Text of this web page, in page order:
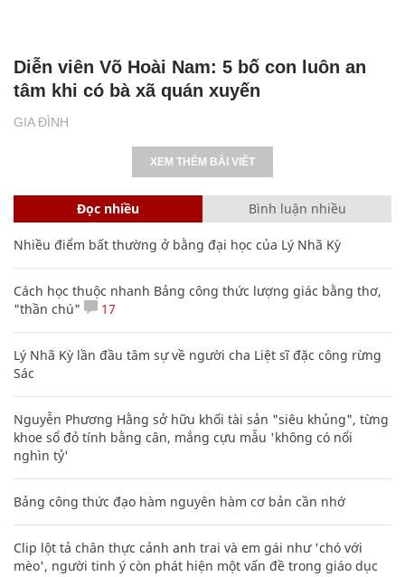
GIA ĐÌNH
Diễn viên Võ Hoài Nam: 5 bố con luôn an
tâm khi có bà xã quán xuyến
XEM THÊM BÀI VIẾT
Đọc nhiều Bình luận nhiều
Nhiều điểm bất thường ở bằng đại học của Lý Nhã Kỳ
Cách học thuộc nhanh Bảng công thức lượng giác bằng thơ,
"thần chú"
17
Lý Nhã Kỳ lần đầu tâm sự về người cha Liệt sĩ đặc công rừng
Sác
Nguyễn Phương Hằng sở hữu khối tài sản "siêu khủng", từng
khoe sổ đỏ tính bằng cân, mắng cựu mẫu 'không có nổi
nghìn tỷ'
Bảng công thức đạo hàm nguyên hàm cơ bản cần nhớ
Clip lột tả chân thực cảnh anh trai và em gái như 'chó với
mèo', người tinh ý còn phát hiện một vấn đề trong giáo dục